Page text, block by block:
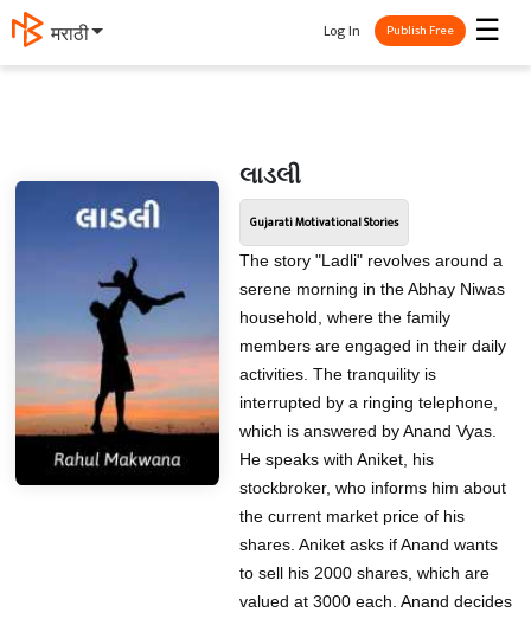
मराठी ☰
Log In Publish Free
લાડલી
Gujarati Motivational Stories
The story "Ladli" revolves around a
serene morning in the Abhay Niwas
household, where the family
members are engaged in their daily
activities. The tranquility is
interrupted by a ringing telephone,
which is answered by Anand Vyas.
He speaks with Aniket, his
stockbroker, who informs him about
the current market price of his
shares. Aniket asks if Anand wants
to sell his 2000 shares, which are
valued at 3000 each. Anand decides